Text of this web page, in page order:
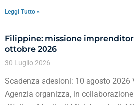
Leggi Tutto »
Filippine: missione
ottobre 2026
30 Luglio 2026
Scadenza adesioni: 10 agosto 2026
Agenzia organizza, in